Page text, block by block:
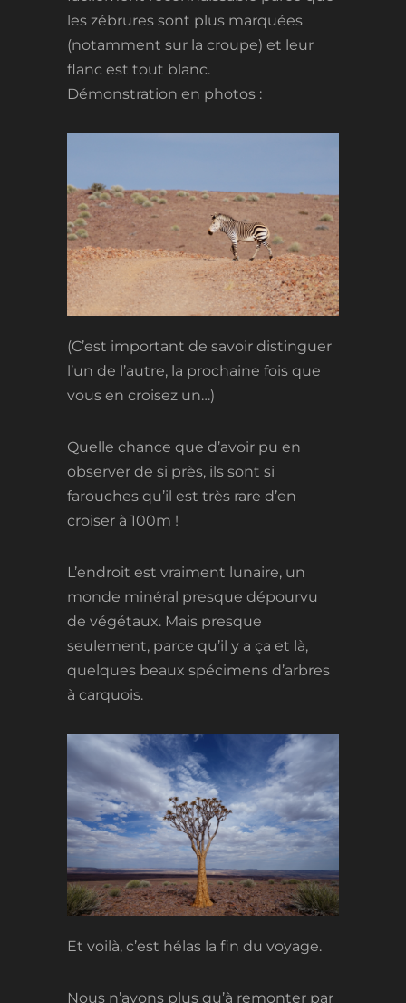
les zébrures sont plus marquées
(notamment sur la croupe) et leur
flanc est tout blanc.
Démonstration en photos :
(C’est important de savoir distinguer
l’un de l’autre, la prochaine fois que
vous en croisez un…)
Quelle chance que d’avoir pu en
observer de si près, ils sont si
farouches qu’il est très rare d’en
croiser à 100m !
L’endroit est vraiment lunaire, un
monde minéral presque dépourvu
de végétaux. Mais presque
seulement, parce qu’il y a ça et là,
quelques beaux spécimens d’arbres
à carquois.
Et voilà, c’est hélas la fin du voyage.
Nous n’avons plus qu’à remonter par